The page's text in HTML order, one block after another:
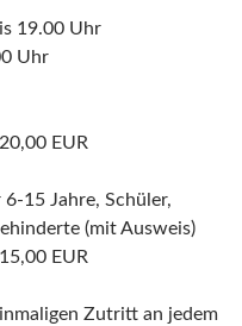
19.00 Uhr
Uhr
EUR
6-15 Jahre, Schüler,
(mit Ausweis)
EUR
Zutritt an jedem